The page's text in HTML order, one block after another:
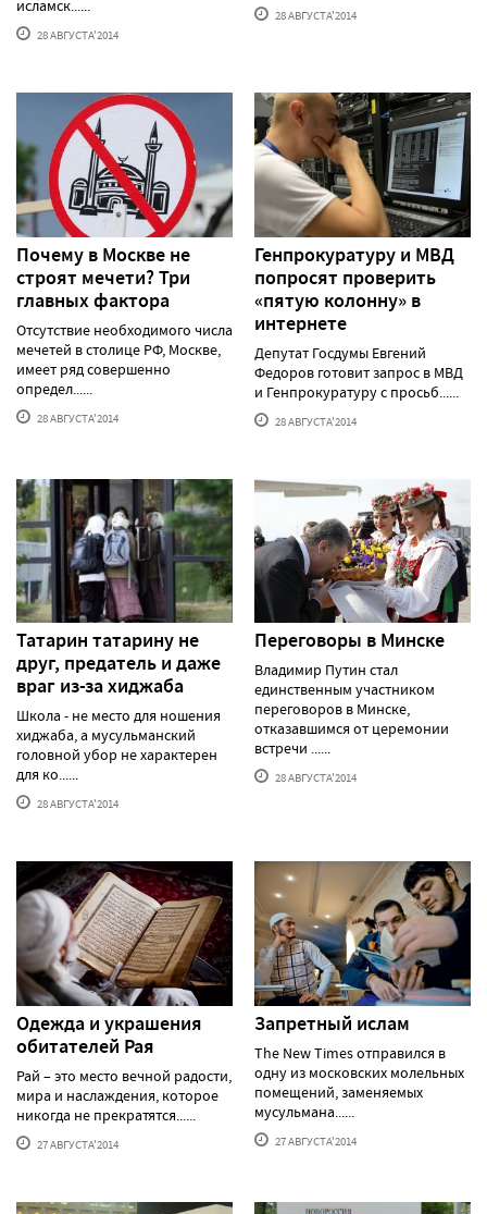
исламск......
28 АВГУСТА'2014
28 АВГУСТА'2014
Почему в Москве не
строят мечети? Три
главных фактора
Отсутствие необходимого числа
мечетей в столице РФ, Москве,
имеет ряд совершенно
определ......
28 АВГУСТА'2014
Генпрокуратуру и МВД
попросят проверить
«пятую колонну» в
интернете
Депутат Госдумы Евгений
Федоров готовит запрос в МВД
и Генпрокуратуру с просьб......
28 АВГУСТА'2014
Татарин татарину не
друг, предатель и даже
враг из-за хиджаба
Школа - не место для ношения
хиджаба, а мусульманский
головной убор не характерен
для ко......
28 АВГУСТА'2014
Переговоры в Минске
Владимир Путин стал
единственным участником
переговоров в Минске,
отказавшимся от церемонии
встречи ......
28 АВГУСТА'2014
Одежда и украшения
обитателей Рая
Рай – это место вечной радости,
мира и наслаждения, которое
никогда не прекратятся......
27 АВГУСТА'2014
Запретный ислам
The New Times отправился в
одну из московских молельных
помещений, заменяемых
мусульмана......
27 АВГУСТА'2014